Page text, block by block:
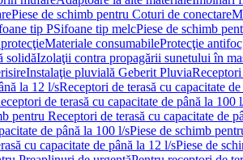
Piese de schimb pentru Coturi de conectare
tip PSifoane tip melcPiese de schimb
Materiale consumabileProtecţie
solidăIzolaţii contra propagării sunetului în
Instalaţie pluvială Geberit PluviaReceptori
la 12 l/sReceptori de terasă cu capacitate
de terasă cu capacitate de până la 100
pentru Receptori de terasă cu capacitate de
de până la 100 l/sPiese de schimb
cu capacitate de până la 12 l/sPiese de